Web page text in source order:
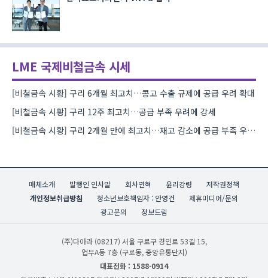
LME 국제비철금속 시세
[비철금속 시황] 구리 6개월 최고치…콩고 수출 규제에 공급 우려 확대
[비철금속 시황] 구리 12주 최고치…공급 부족 우려에 강세
[비철금속 시황] 구리 2개월 만에 최고치…재고 감소에 공급 부족 우려 확대
매체소개 발행인 인사말 회사연혁 윤리강령
저작권정책
개인정보취급방침
청소년보호책임자 : 안영건
제휴미디어/문의
광고문의
정보드림
(주)다아라 (08217) 서울 구로구 경인로 53길 15,
업무A동 7층 (구로동, 중앙유통단지)
대표전화 : 1588-0914